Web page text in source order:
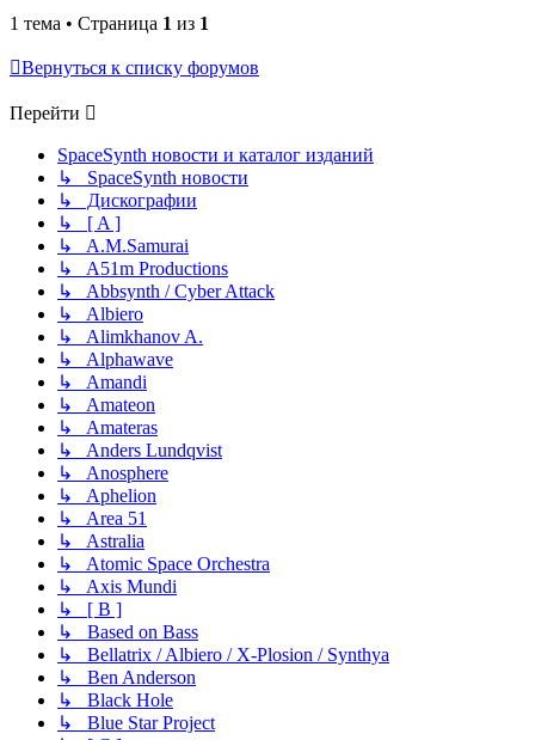
1 тема • Страница 1 из 1
Вернуться к списку форумов
Перейти
SpaceSynth новости и каталог изданий
↳ SpaceSynth новости
↳ Дискографии
↳ [ A ]
↳ A.M.Samurai
↳ A51m Productions
↳ Abbsynth / Cyber Attack
↳ Albiero
↳ Alimkhanov A.
↳ Alphawave
↳ Amandi
↳ Amateon
↳ Amateras
↳ Anders Lundqvist
↳ Anosphere
↳ Aphelion
↳ Area 51
↳ Astralia
↳ Atomic Space Orchestra
↳ Axis Mundi
↳ [ B ]
↳ Based on Bass
↳ Bellatrix / Albiero / X-Plosion / Synthya
↳ Ben Anderson
↳ Black Hole
↳ Blue Star Project